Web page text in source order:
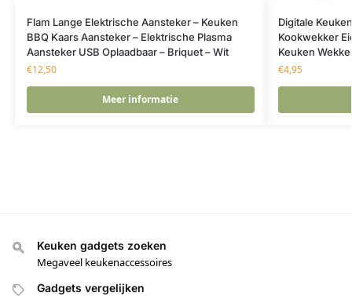
Flam Lange Elektrische Aansteker – Keuken
BBQ Kaars Aansteker – Elektrische Plasma
Aansteker USB Oplaadbaar – Briquet – Wit
€12,50
Meer informatie
Digitale
Kookwekker
Keuken
€4,95
Keuken gadgets zoeken
Megaveel keukenaccessoires
Gadgets vergelijken